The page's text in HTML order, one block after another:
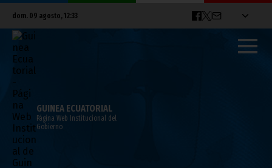
dom. 09 agosto, 12:33
GUINEA ECUATORIAL
Página Web Institucional del
Gobierno
El crucero SH Diana podría llegar a
Guinea Ecuatorial en abril